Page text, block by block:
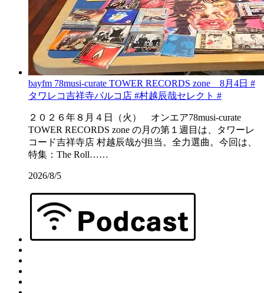
bayfm 78musi-curate TOWER RECORDS zone 8月4日 #
タワレコ吉祥寺パルコ店 #村越辰哉セレクト #
２０２６年８月４日（火） オンエア78musi-curate
TOWER RECORDS zone の月の第１週目は、タワーレ
コード吉祥寺店 村越辰哉が担当。全力選曲。今回は、
特集：The Roll……
2026/8/5